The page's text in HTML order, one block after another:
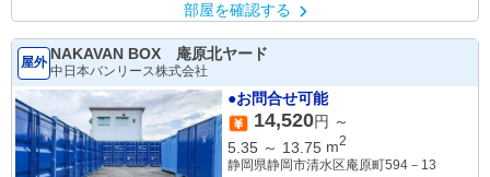
部屋を確認する
屋外 NAKAVAN BOX 庵原北ヤード
中日本バンリース株式会社
●お問合せ可能
14,520円 ～
5.35 ～ 13.75 m2
静岡県静岡市清水区庵原町594－13